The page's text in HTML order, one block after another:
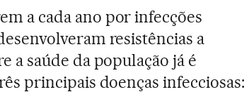
a cada ano por infecções
resistências a
a saúde da população já é
principais doenças infecciosas: